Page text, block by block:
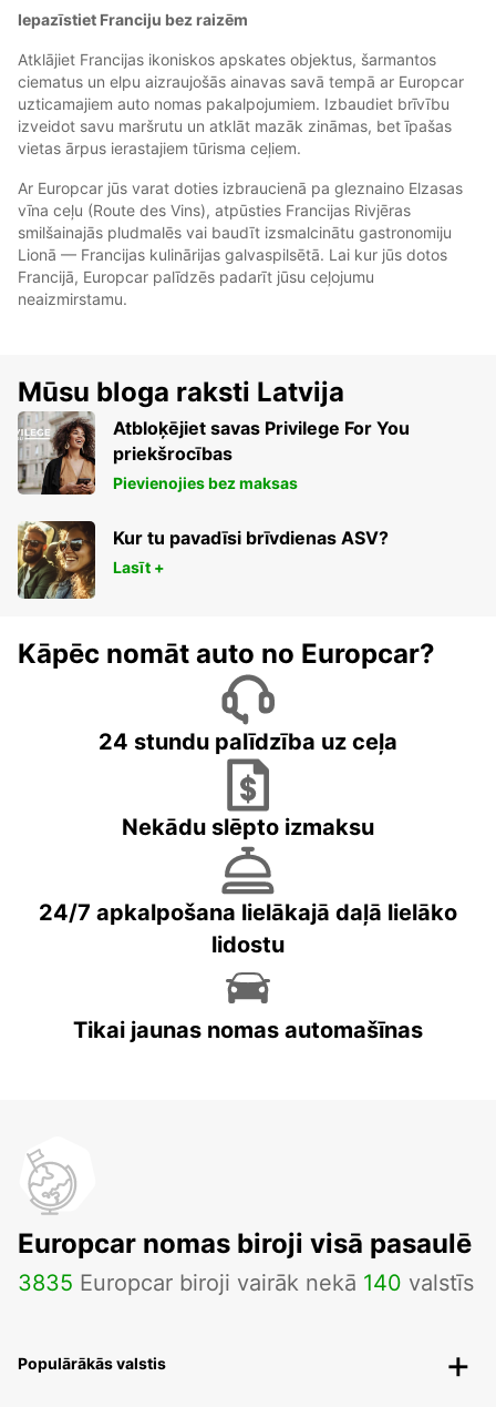
Iepazīstiet Franciju bez raizēm
Atklājiet Francijas ikoniskos apskates objektus, šarmantos
ciematus un elpu aizraujošās ainavas savā tempā ar Europcar
uzticamajiem auto nomas pakalpojumiem. Izbaudiet brīvību
izveidot savu maršrutu un atklāt mazāk zināmas, bet īpašas
vietas ārpus ierastajiem tūrisma ceļiem.
Ar Europcar jūs varat doties izbraucienā pa gleznaino Elzasas
vīna ceļu (Route des Vins), atpūsties Francijas Rivjēras
smilšainajās pludmalēs vai baudīt izsmalcinātu gastronomiju
Lionā — Francijas kulinārijas galvaspilsētā. Lai kur jūs dotos
Francijā, Europcar palīdzēs padarīt jūsu ceļojumu
neaizmirstamu.
Mūsu bloga raksti Latvija
Atbloķējiet savas Privilege For You
priekšrocības
Pievienojies bez maksas
Kur tu pavadīsi brīvdienas ASV?
Lasīt +
Kāpēc nomāt auto no Europcar?
24 stundu palīdzība uz ceļa
Nekādu slēpto izmaksu
24/7 apkalpošana lielākajā daļā lielāko
lidostu
Tikai jaunas nomas automašīnas
Europcar nomas biroji visā pasaulē
3835 Europcar biroji vairāk nekā 140 valstīs
Populārākās valstis